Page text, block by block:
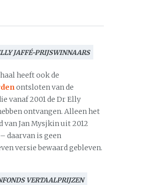
JAFFÉ-PRIJSWINNAARS
heeft ook de
ontsloten van de
vanaf 2001 de Dr Elly
ontvangen. Alleen het
van Jan Mysjkin uit 2012
daarvan is geen
versie bewaard gebleven.
VERTAALPRIJZEN